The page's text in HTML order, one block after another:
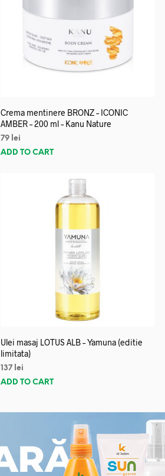
Crema mentinere BRONZ – ICONIC
AMBER – 200 ml – Kanu Nature
79 lei
ADD TO CART
Ulei masaj LOTUS ALB – Yamuna (editie
limitata)
137 lei
ADD TO CART